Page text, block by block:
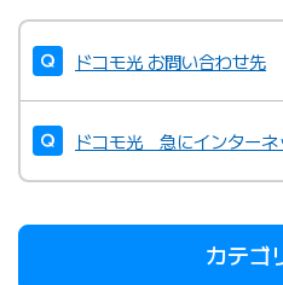
ドコモ光 お問い合わせ先
ドコモ光 急にインターネ
カテゴ